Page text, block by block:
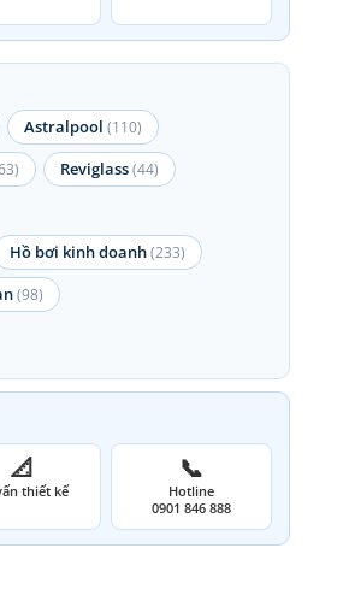
Astralpool (110)
Reviglass(44)
Hồ bơi kinh doanh(233)
(98)
📐
thiết kế
📞
Hotline
0901 846 888